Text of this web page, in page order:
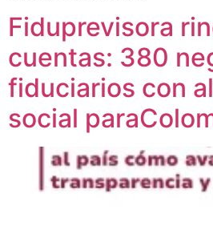
Fiduprevisora
cuentas: 380
fiduciarios con
social